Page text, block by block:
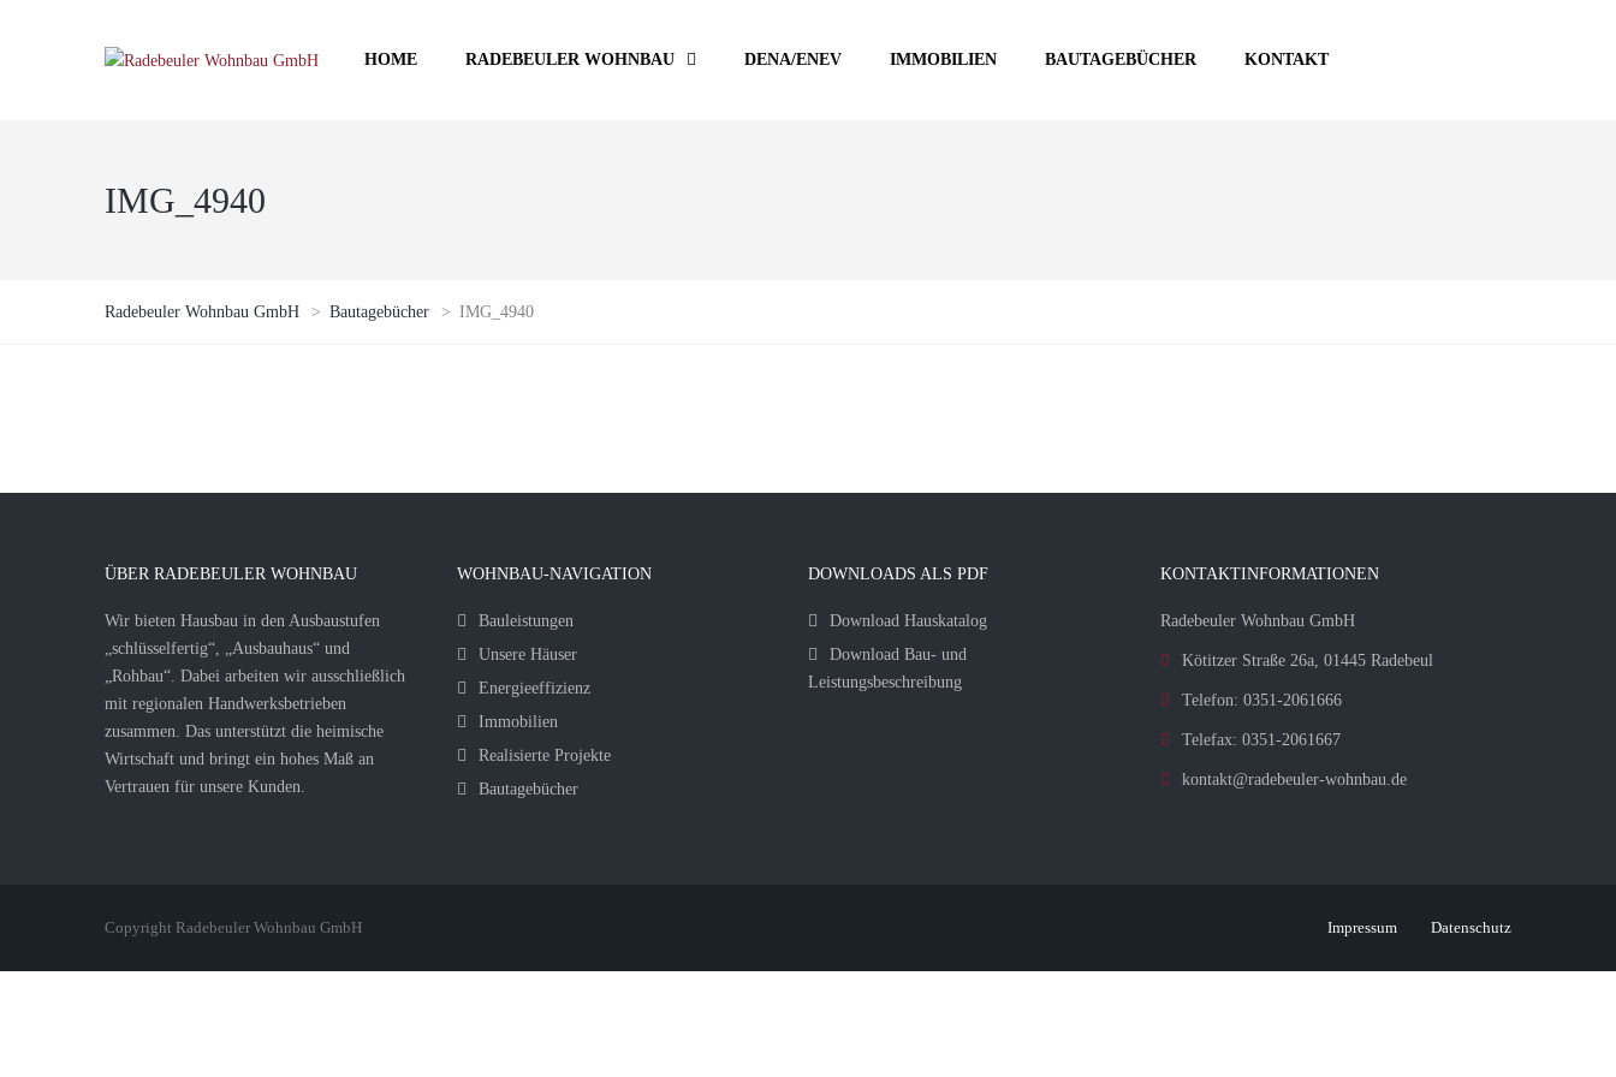
HOME RADEBEULER WOHNBAU DENA/ENEV IMMOBILIEN BAUTAGEBÜCHER KONTAKT
IMG_4940
Radebeuler Wohnbau GmbH > Bautagebücher > IMG_4940
ÜBER RADEBEULER WOHNBAU
Wir bieten Hausbau in den Ausbaustufen
„schlüsselfertig“, „Ausbauhaus“ und
„Rohbau“. Dabei arbeiten wir ausschließlich
mit regionalen Handwerksbetrieben
zusammen. Das unterstützt die heimische
Wirtschaft und bringt ein hohes Maß an
Vertrauen für unsere Kunden.
WOHNBAU-NAVIGATION
Bauleistungen
Unsere Häuser
Energieeffizienz
Immobilien
Realisierte Projekte
Bautagebücher
DOWNLOADS ALS PDF
Download Hauskatalog
Download Bau- und
Leistungsbeschreibung
KONTAKTINFORMATIONEN
Radebeuler Wohnbau GmbH
Kötitzer Straße 26a, 01445 Radebeul
Telefon: 0351-2061666
Telefax: 0351-2061667
kontakt@radebeuler-wohnbau.de
Copyright Radebeuler Wohnbau GmbH Impressum Datenschutz